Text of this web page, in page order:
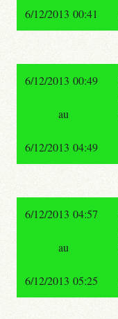
6/12/2013 00:41
6/12/2013 00:49
au
6/12/2013 04:49
6/12/2013 04:57
au
6/12/2013 05:25